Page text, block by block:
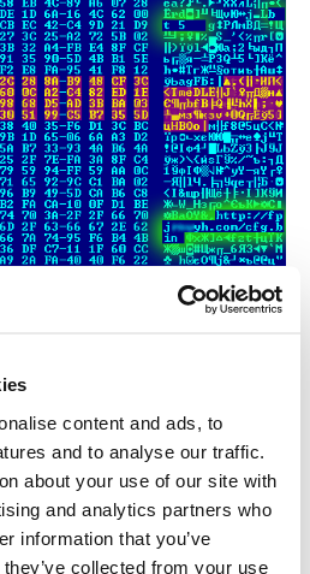
content and ads, to
and to analyse our traffic.
about your use of our site with
and analytics partners who
information that you’ve
collected from your use
similar, pero con menos
criterio para detectar nuevas
hay modificaciones de la
que se ha mantenido sin cambios
en miles de ejemplares del